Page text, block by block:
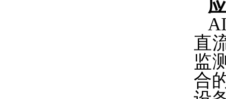
直
监
合